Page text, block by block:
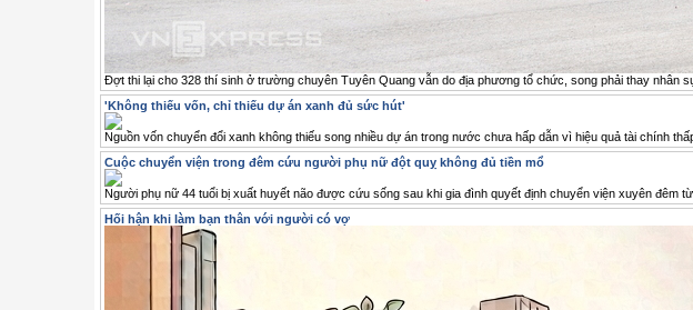
Đợt thi lại cho 328 thí sinh ở trường chuyên Tuyên Quang vẫn do địa phương tổ chức, song phải thay nhân
'Không thiếu vốn, chỉ thiếu dự án xanh đủ sức hút'
Nguồn vốn chuyển đổi xanh không thiếu song nhiều dự án trong nước chưa hấp dẫn vì hiệu quả tài chính
Cuộc chuyển viện trong đêm cứu người phụ nữ đột quỵ không đủ tiền mổ
Người phụ nữ 44 tuổi bị xuất huyết não được cứu sống sau khi gia đình quyết định chuyển viện xuyên đêm
Hối hận khi làm bạn thân với người có vợ